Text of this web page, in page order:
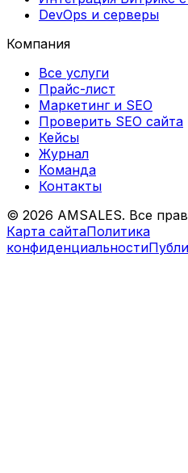
DevOps и серверы
Компания
Все услуги
Прайс-лист
Маркетинг и SEO
Проверить SEO сайта
Кейсы
Журнал
Команда
Контакты
© 2026 AMSALES. Все
Карта сайтаПолитика
конфиденциальности